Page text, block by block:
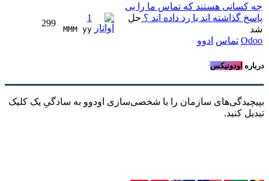
چه کسانی هستند که تماس ما را بی
پاسخ گذاشته اند یا رد داده اند ؟ حل
شد
Odoo تماس ادوو
1
MMM yy
299
درباره اودونیکس
بپیچیدگی‌های سازمان را با شخصی‌سازی اودوو به سادگیِ یک کلیک
تبدیل کنید.